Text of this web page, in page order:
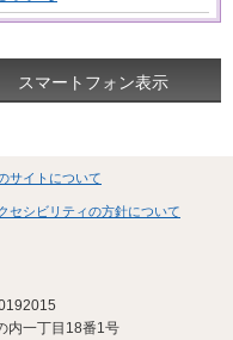
スマートフォン表示
サイトについて
セシビリティの方針について
内一丁目18番1号